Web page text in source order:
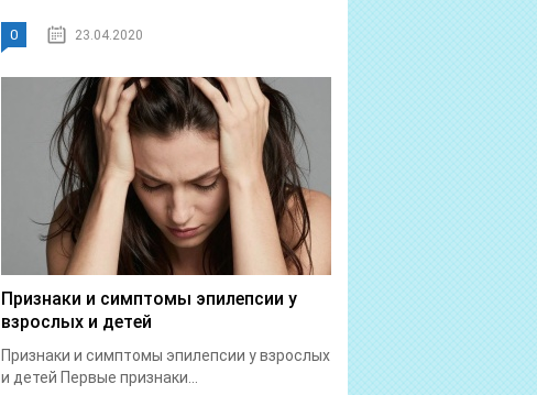
0 23.04.2020
Признаки и симптомы эпилепсии у
взрослых и детей
Признаки и симптомы эпилепсии у взрослых
и детей Первые признаки...